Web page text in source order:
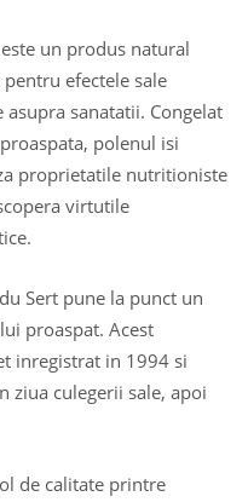
un produs natural
efectele sale
asupra sanatatii. Congelat
polenul isi
proprietatile nutritioniste
virtutile
Sert pune la punct un
proaspat. Acest
inregistrat in 1994 si
ziua culegerii sale, apoi
de calitate printre